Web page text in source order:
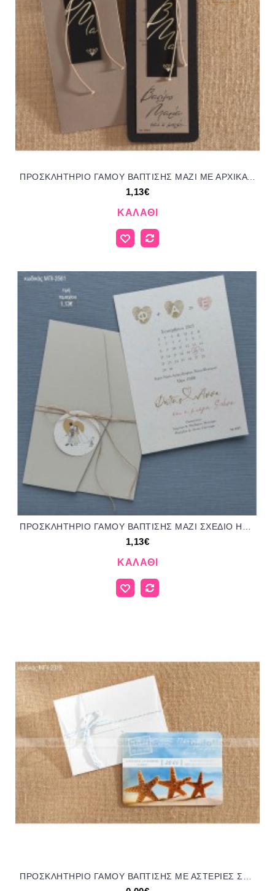
ΠΡΟΣΚΛΗΤΗΡΙΟ ΓΑΜΟΥ ΒΑΠΤΙΣΗΣ ΜΑΖΙ ΜΕ ΑΡΧΙΚΑ ΜΠΙ-2523 1.13€!!!
1,13€
ΚΑΛΆΘΙ
1,13€
ΚΑΛΆΘΙ